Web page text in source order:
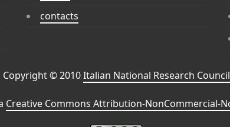
contacts
Copyright © 2010Italian National Research Council
Creative Commons Attribution-NonCommercial-